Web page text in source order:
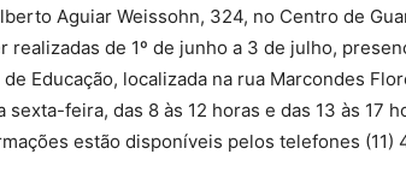
Aguiar Weissohn, 324, no Centro de
realizadas de 1º de junho a 3 de julho,
Educação, localizada na rua Marcondes
sexta-feira, das 8 às 12 horas e das 13 às 17
estão disponíveis pelos telefones